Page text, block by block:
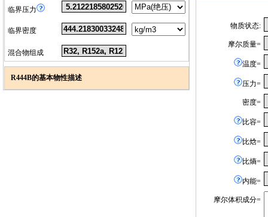
临界压力
临界密度
混合物组成
R444B的基本物性描述
物质状态:
摩尔质量=
温度=
压力=
密度=
比容=
比焓=
比熵=
内能=
摩尔体积成分=